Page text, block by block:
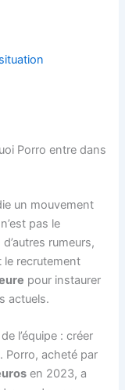
Porro entre dans
un mouvement
pas le
rumeurs,
le recrutement
pour instaurer
actuels.
l’équipe : créer
Porro, acheté par
en 2023, a